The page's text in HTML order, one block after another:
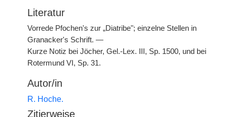
Literatur
Vorrede Pfochen's zur „Diatribe"; einzelne Stellen in
Granacker's Schrift. —
Kurze Notiz bei Jöcher, Gel.-Lex. III, Sp. 1500, und bei
Rotermund VI, Sp. 31.
Autor/in
R. Hoche.
Zitierweise